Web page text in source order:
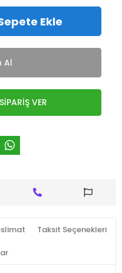
Ekle
Al
VER
Taksit Seçenekleri